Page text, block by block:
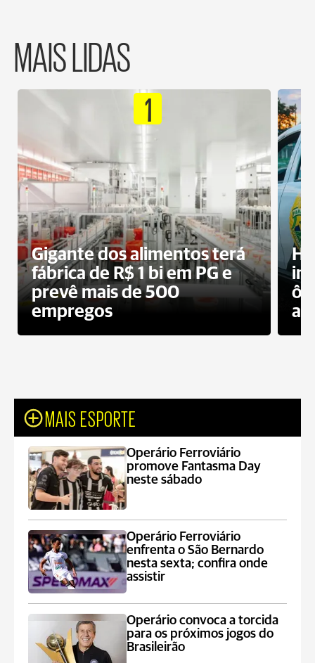
MAIS LIDAS
1
Gigante dos alimentos terá
fábrica de R$ 1 bi em PG e
prevê mais de 500
empregos
MAIS ESPORTE
Operário Ferroviário
promove Fantasma Day
neste sábado
Operário Ferroviário
enfrenta o São Bernardo
nesta sexta; confira onde
assistir
Operário convoca a torcida
para os próximos jogos do
Brasileirão